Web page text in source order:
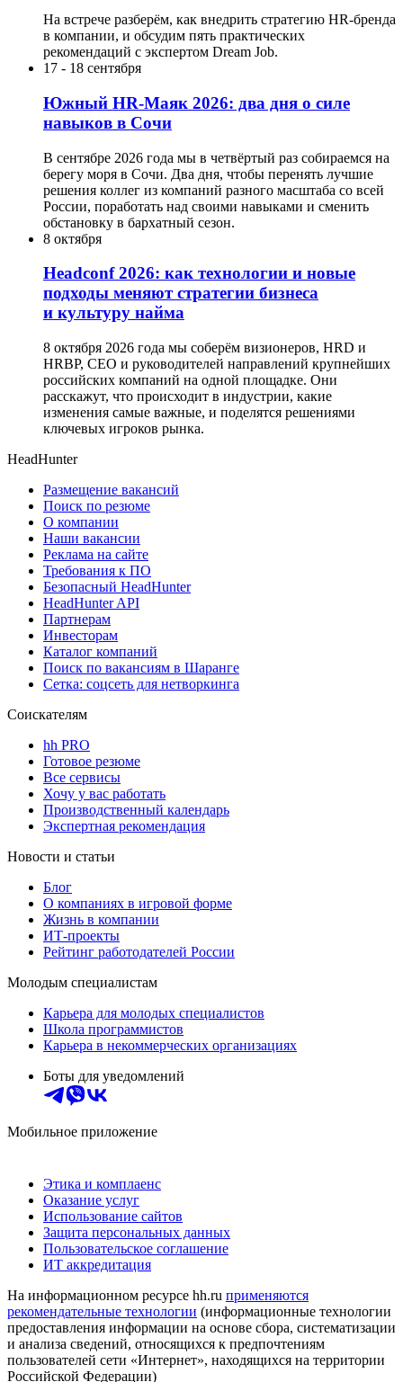
На встрече разберём, как внедрить стратегию HR-бренда
в компании, и обсудим пять практических
рекомендаций с экспертом Dream Job.
17 - 18 сентября
Южный HR-Маяк 2026: два дня о силе
навыков в Сочи
В сентябре 2026 года мы в четвёртый раз собираемся на
берегу моря в Сочи. Два дня, чтобы перенять лучшие
решения коллег из компаний разного масштаба со всей
России, поработать над своими навыками и сменить
обстановку в бархатный сезон.
8 октября
Headсonf 2026: как технологии и новые
подходы меняют стратегии бизнеса
и культуру найма
8 октября 2026 года мы соберём визионеров, HRD и
HRBP, СЕО и руководителей направлений крупнейших
российских компаний на одной площадке. Они
расскажут, что происходит в индустрии, какие
изменения самые важные, и поделятся решениями
ключевых игроков рынка.
HeadHunter
Размещение вакансий
Поиск по резюме
О компании
Наши вакансии
Реклама на сайте
Требования к ПО
Безопасный HeadHunter
HeadHunter API
Партнерам
Инвесторам
Каталог компаний
Поиск по вакансиям в Шаранге
Сетка: соцсеть для нетворкинга
Соискателям
hh PRO
Готовое резюме
Все сервисы
Хочу у вас работать
Производственный календарь
Экспертная рекомендация
Новости и статьи
Блог
О компаниях в игровой форме
Жизнь в компании
ИТ-проекты
Рейтинг работодателей России
Молодым специалистам
Карьера для молодых специалистов
Школа программистов
Карьера в некоммерческих организациях
Боты для уведомлений
Мобильное приложение
Этика и комплаенс
Оказание услуг
Использование сайтов
Защита персональных данных
Пользовательское соглашение
ИТ аккредитация
На информационном ресурсе hh.ru применяются
рекомендательные технологии (информационные технологии
предоставления информации на основе сбора, систематизации
и анализа сведений, относящихся к предпочтениям
пользователей сети «Интернет», находящихся на территории
Российской Федерации)